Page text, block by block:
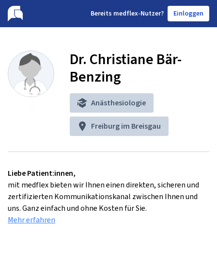
Bereits medflex-Nutzer? Einloggen
Dr. Christiane Bär-
Benzing
Anästhesiologie
Freiburg im Breisgau
Liebe Patient:innen,
mit medflex bieten wir Ihnen einen direkten, sicheren und
zertifizierten Kommunikationskanal zwischen Ihnen und
uns. Ganz einfach und ohne Kosten für Sie.
Mehr erfahren